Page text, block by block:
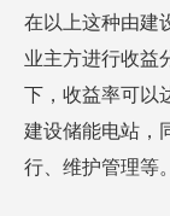
在以上这种由建
业主方进行收益
下，收益率可以
建设储能电站，
行、维护管理等。